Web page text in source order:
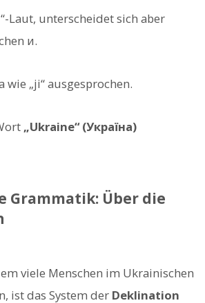
Laut, unterscheidet sich aber
и.
„ji“ ausgesprochen.
„Ukraine“ (Україна)
Grammatik: Über die
viele Menschen im Ukrainischen
ist das System der Deklination